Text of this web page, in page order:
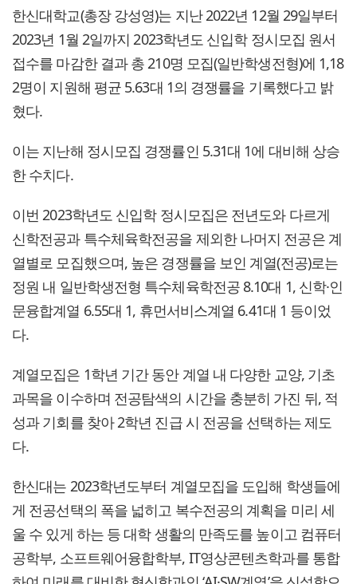
한신대학교(총장 강성영)는 지난 2022년 12월 29일부터
2023년 1월 2일까지 2023학년도 신입학 정시모집 원서
접수를 마감한 결과 총 210명 모집(일반학생전형)에 1,18
2명이 지원해 평균 5.63대 1의 경쟁률을 기록했다고 밝
혔다.
이는 지난해 정시모집 경쟁률인 5.31대 1에 대비해 상승
한 수치다.
이번 2023학년도 신입학 정시모집은 전년도와 다르게
신학전공과 특수체육학전공을 제외한 나머지 전공은 계
열별로 모집했으며, 높은 경쟁률을 보인 계열(전공)로는
정원 내 일반학생전형 특수체육학전공 8.10대 1, 신학·인
문융합계열 6.55대 1, 휴먼서비스계열 6.41대 1 등이었
다.
계열모집은 1학년 기간 동안 계열 내 다양한 교양, 기초
과목을 이수하며 전공탐색의 시간을 충분히 가진 뒤, 적
성과 기회를 찾아 2학년 진급 시 전공을 선택하는 제도
다.
한신대는 2023학년도부터 계열모집을 도입해 학생들에
게 전공선택의 폭을 넓히고 복수전공의 계획을 미리 세
울 수 있게 하는 등 대학 생활의 만족도를 높이고 컴퓨터
공학부, 소프트웨어융합학부, IT영상콘텐츠학과를 통합